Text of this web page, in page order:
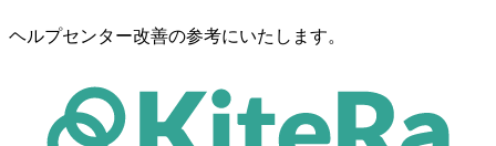
ヘルプセンター改善の参考にいたします。